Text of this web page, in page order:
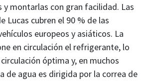
y montarlas con gran facilidad. Las
Lucas cubren el 90 % de las
europeos y asiáticos. La
en circulación el refrigerante, lo
óptima y, en muchos
de agua es dirigida por la correa de